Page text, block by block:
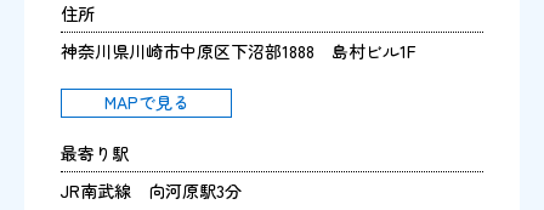
住所
神奈川県川崎市中原区下沼部1888 島村ビル1F
MAPで見る
最寄り駅
JR南武線 向河原駅3分